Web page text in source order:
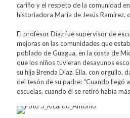
cariño y el respeto de la comunidad
historiadora María de Jesús Ramírez,
El profesor Díaz fue supervisor de
mejoras en las comunidades que
poblado de Guagua, en la costa de
que los niños tuvieran desayunos
su hija Brenda Díaz. Ella, con orgullo,
del tesón de su padre: “Cuando llegó
escuelas, cuando él se retiró había